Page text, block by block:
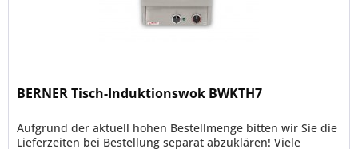
BERNER Tisch-Induktionswok BWKTH7
Aufgrund der aktuell hohen Bestellmenge bitten wir Sie die
Lieferzeiten bei Bestellung separat abzuklären! Viele